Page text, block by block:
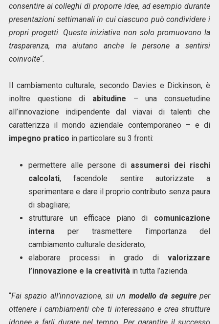
consentire ai colleghi di proporre idee, ad esempio durante
presentazioni settimanali in cui ciascuno può condividere i
propri progetti. Queste iniziative non solo promuovono la
trasparenza, ma aiutano anche le persone a sentirsi
coinvolte“.
Il cambiamento culturale, secondo Davies e Dickinson, è
inoltre questione di abitudine – una consuetudine
all’innovazione indipendente dal viavai di talenti che
caratterizza il mondo aziendale contemporaneo – e di
impegno pratico in particolare su 3 fronti:
permettere alle persone di assumersi dei rischi
calcolati, facendole sentire autorizzate a
sperimentare e dare il proprio contributo senza paura
di sbagliare;
strutturare un efficace piano di comunicazione
interna per trasmettere l’importanza del
cambiamento culturale desiderato;
elaborare processi in grado divalorizzare
l’innovazione e la creatività in tutta l’azienda.
“Fai spazio all’innovazione, sii un modello da seguireper
ottenere i cambiamenti che ti interessano e crea strutture
idonee a farli durare nel tempo. Per garantire il successo